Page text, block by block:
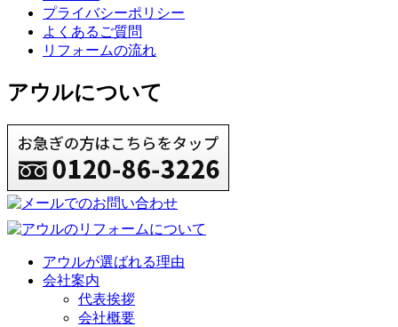
プライバシーポリシー
よくあるご質問
リフォームの流れ
アウルについて
アウルが選ばれる理由
会社案内
代表挨拶
会社概要